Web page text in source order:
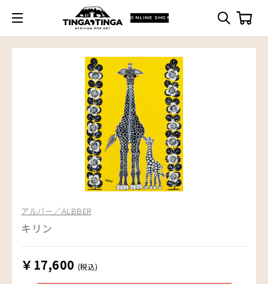
ONLINE SHOP
アルバー／ALBBER
キリン
￥17,600 (税込)